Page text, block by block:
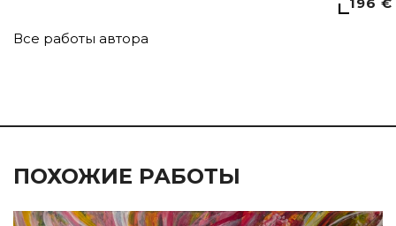
Все работы автора
ПОХОЖИЕ РАБОТЫ